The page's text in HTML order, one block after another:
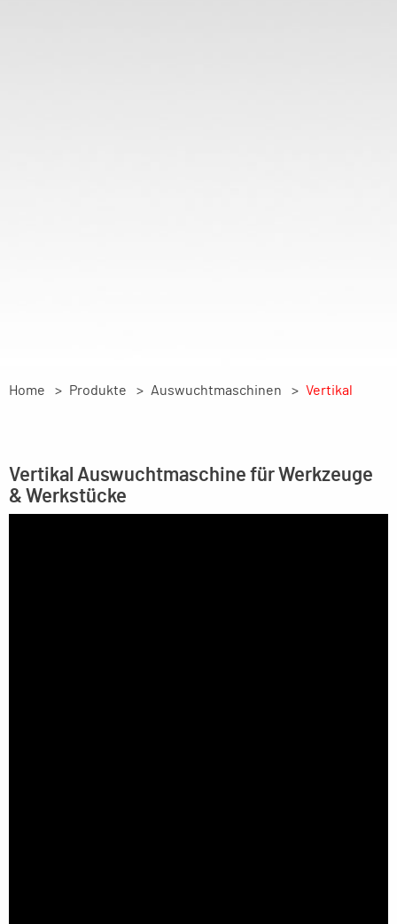
Home Produkte Auswuchtmaschinen Vertikal
Vertikal Auswuchtmaschine für Werkzeuge
& Werkstücke